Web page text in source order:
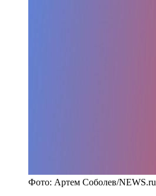
Фото: Артем Соболев/NEWS.ru